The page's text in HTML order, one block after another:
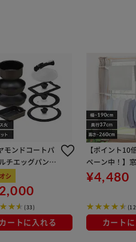
モンドコートパ
チエッグパン入
セット IHガス火
9S ブラウン
ック
シ
(33)
カートに入れる
【ポイント10
ペーン中！】
し 2段 MW-
ワイト 省スペ
¥4,480
カート